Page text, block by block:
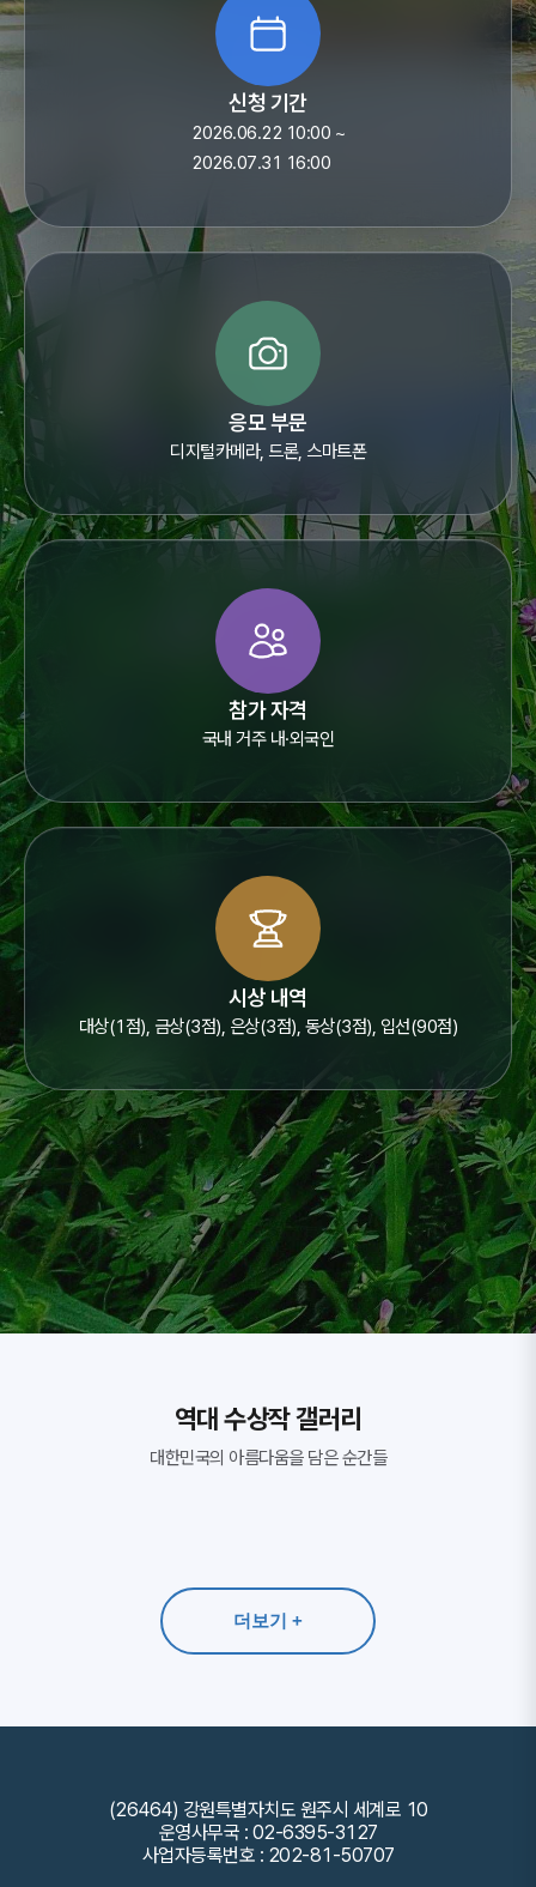
신청 기간
2026.06.22 10:00 ~
2026.07.31 16:00
응모 부문
디지털카메라, 드론, 스마트폰
참가 자격
국내 거주 내·외국인
시상 내역
대상(1점), 금상(3점), 은상(3점), 동상(3점), 입선(90점)
역대 수상작 갤러리
대한민국의 아름다움을 담은 순간들
더보기 +
(26464) 강원특별자치도 원주시 세계로 10
운영사무국 : 02-6395-3127
사업자등록번호 : 202-81-50707